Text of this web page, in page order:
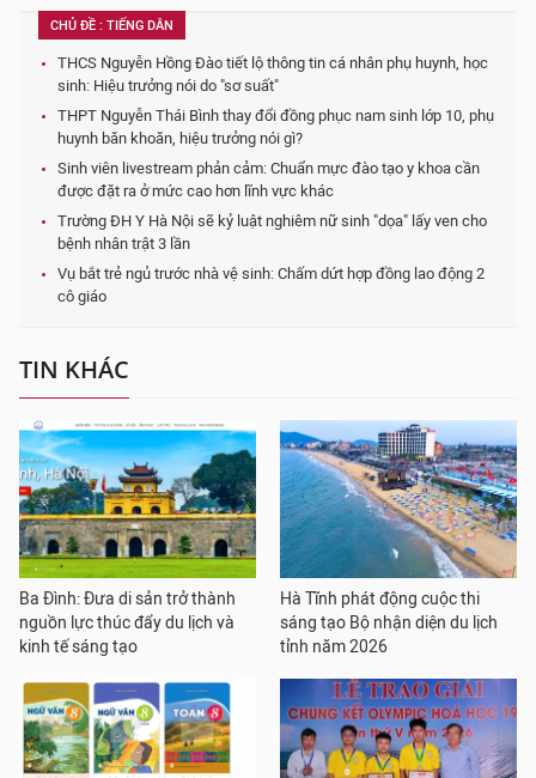
CHỦ ĐỀ : TIẾNG DÂN
THCS Nguyễn Hồng Đào tiết lộ thông tin cá nhân phụ huynh, học
sinh: Hiệu trưởng nói do "sơ suất"
THPT Nguyễn Thái Bình thay đổi đồng phục nam sinh lớp 10, phụ
huynh băn khoăn, hiệu trưởng nói gì?
Sinh viên livestream phản cảm: Chuẩn mực đào tạo y khoa cần
được đặt ra ở mức cao hơn lĩnh vực khác
Trường ĐH Y Hà Nội sẽ kỷ luật nghiêm nữ sinh "dọa" lấy ven cho
bệnh nhân trật 3 lần
Vụ bắt trẻ ngủ trước nhà vệ sinh: Chấm dứt hợp đồng lao động 2
cô giáo
TIN KHÁC
Ba Đình: Đưa di sản trở thành
nguồn lực thúc đẩy du lịch và
kinh tế sáng tạo
Hà Tĩnh phát động cuộc thi
sáng tạo Bộ nhận diện du lịch
tỉnh năm 2026